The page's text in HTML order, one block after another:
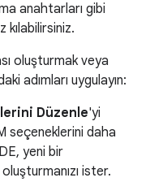
anahtarları gibi
kılabilirsiniz.
oluşturmak veya
adımları uygulayın:
Düzenle'yi
seçeneklerini daha
yeni bir
ister.